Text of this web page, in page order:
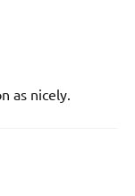
as nicely.